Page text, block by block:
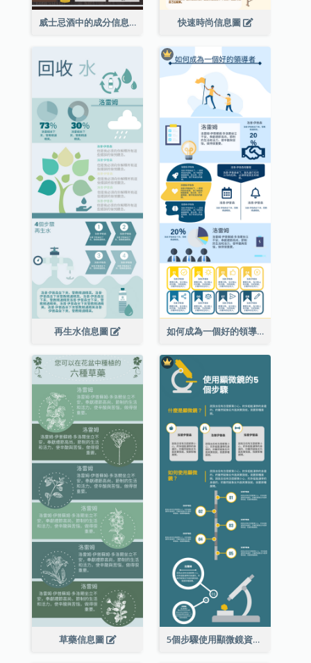
威士忌酒中的成分信息圖表 快速時尚信息圖
再生水信息圖 如何成為一個好的領導者信息圖
草藥信息圖 5個步驟使用顯微鏡資料圖